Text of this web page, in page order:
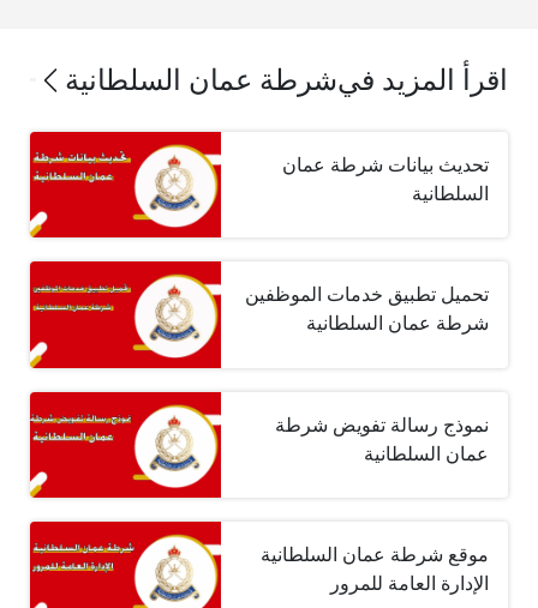
اقرأ المزيد فيشرطة عمان السلطانية
تحديث بيانات شرطة عمان
السلطانية
تحميل تطبيق خدمات الموظفين
شرطة عمان السلطانية
نموذج رسالة تفويض شرطة
عمان السلطانية
موقع شرطة عمان السلطانية
الإدارة العامة للمرور